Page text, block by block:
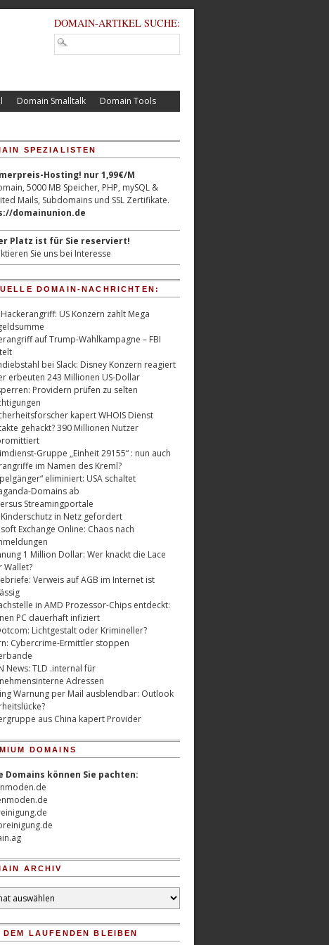
DOMAIN-ARTIKEL SUCHE:
Domain Smalltalk Domain Tools
SPEZIALISTEN
Hosting! nur 1,99€/M
5000 MB Speicher, PHP, mySQL &
Mails, Subdomains und SSL Zertifikate.
domainunion.de
Platz ist für Sie reserviert!
Sie uns bei Interesse
DOMAIN-NACHRICHTEN:
US Konzern zahlt Mega
auf Trump-Wahlkampagne – FBI
bei Slack: Disney Konzern reagiert
erbeuten 243 Millionen US-Dollar
Providern prüfen zu selten
kapert WHOIS Dienst
gehackt? 390 Millionen Nutzer
Gruppe „Einheit 29155“ : nun auch
im Namen des Kreml?
eliminiert: USA schaltet
Domains ab
Streamingportale
in Netz gefordert
Exchange Online: Chaos nach
1 Million Dollar: Wer knackt die Lace
Wallet?
Verweis auf AGB im Internet ist
in AMD Prozessor-Chips entdeckt:
PC dauerhaft infiziert
Lichtgestalt oder Krimineller?
Cybercrime-Ermittler stoppen
News: TLD .internal für
Adressen
Warnung per Mail ausblendbar: Outlook
aus China kapert Provider
DOMAINS
Domains können Sie pachten:
ARCHIV
DEM LAUFENDEN BLEIBEN